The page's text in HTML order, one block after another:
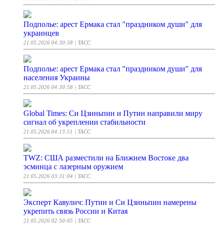
Подполье: арест Ермака стал "праздником души" для
украинцев
21.05.2026 04:30:58 | ТАСС
Подполье: арест Ермака стал "праздником души" для
населения Украины
21.05.2026 04:30:58 | ТАСС
Global Times: Си Цзиньпин и Путин направили миру
сигнал об укреплении стабильности
21.05.2026 04:13:51 | ТАСС
TWZ: США разместили на Ближнем Востоке два
эсминца с лазерным оружием
21.05.2026 03:31:04 | ТАСС
Эксперт Кавулич: Путин и Си Цзиньпин намерены
укрепить связь России и Китая
21.05.2026 02:50:05 | ТАСС